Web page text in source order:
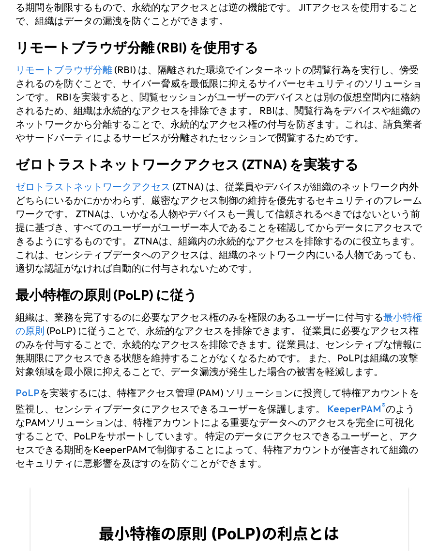
る期間を制限するもので、永続的なアクセスとは逆の機能です。 JITアクセスを使用すること
で、組織はデータの漏洩を防ぐことができます。
リモートブラウザ分離 (RBI) を使用する
リモートブラウザ分離 (RBI) は、隔離された環境でインターネットの閲覧行為を実行し、傍受
されるのを防ぐことで、サイバー脅威を最低限に抑えるサイバーセキュリティのソリューショ
ンです。 RBIを実装すると、閲覧セッションがユーザーのデバイスとは別の仮想空間内に格納
されるため、組織は永続的なアクセスを排除できます。 RBIは、閲覧行為をデバイスや組織の
ネットワークから分離することで、永続的なアクセス権の付与を防ぎます。これは、請負業者
やサードパーティによるサービスが分離されたセッションで閲覧するためです。
ゼロトラストネットワークアクセス (ZTNA) を実装する
ゼロトラストネットワークアクセス (ZTNA) は、従業員やデバイスが組織のネットワーク内外
どちらにいるかにかかわらず、厳密なアクセス制御の維持を優先するセキュリティのフレーム
ワークです。 ZTNAは、いかなる人物やデバイスも一貫して信頼されるべきではないという前
提に基づき、すべてのユーザーがユーザー本人であることを確認してからデータにアクセスで
きるようにするものです。 ZTNAは、組織内の永続的なアクセスを排除するのに役立ちます。
これは、センシティブデータへのアクセスは、組織のネットワーク内にいる人物であっても、
適切な認証がなければ自動的に付与されないためです。
最小特権の原則 (PoLP) に従う
組織は、業務を完了するのに必要なアクセス権のみを権限のあるユーザーに付与する最小特権
の原則 (PoLP) に従うことで、永続的なアクセスを排除できます。 従業員に必要なアクセス権
のみを付与することで、永続的なアクセスを排除できます。従業員は、センシティブな情報に
無期限にアクセスできる状態を維持することがなくなるためです。 また、PoLPは組織の攻撃
対象領域を最小限に抑えることで、データ漏洩が発生した場合の被害を軽減します。
PoLPを実装するには、特権アクセス管理 (PAM) ソリューションに投資して特権アカウントを
監視し、センシティブデータにアクセスできるユーザーを保護します。
KeeperPAM®のよう
なPAMソリューションは、特権アカウントによる重要なデータへのアクセスを完全に可視化
することで、PoLPをサポートしています。 特定のデータにアクセスできるユーザーと、アク
セスできる期間をKeeperPAMで制御することによって、特権アカウントが侵害されて組織の
セキュリティに悪影響を及ぼすのを防ぐことができます。